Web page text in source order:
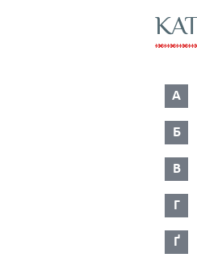
А
Б
В
Г
Ґ